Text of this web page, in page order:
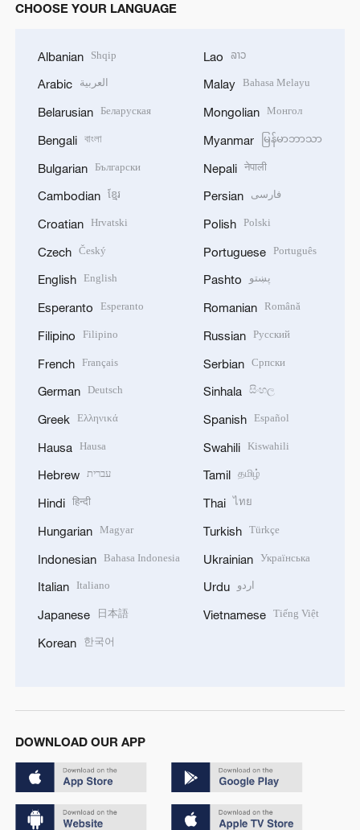
CHOOSE YOUR LANGUAGE
Albanian Shqip
Arabic العربية
Belarusian Беларуская
Bengali বাংলা
Bulgarian Български
Cambodian ខ្មែរ
Croatian Hrvatski
Czech Český
English English
Esperanto Esperanto
Filipino Filipino
French Français
German Deutsch
Greek Ελληνικά
Hausa Hausa
Hebrew עברית
Hindi हिन्दी
Hungarian Magyar
Indonesian Bahasa Indonesia
Italian Italiano
Japanese 日本語
Korean 한국어
Lao ລາວ
Malay Bahasa Melayu
Mongolian Монгол
Myanmar မြန်မာဘာသာ
Nepali नेपाली
Persian فارسی
Polish Polski
Portuguese Português
Pashto پښتو
Romanian Română
Russian Русский
Serbian Српски
Sinhala සිංහල
Spanish Español
Swahili Kiswahili
Tamil தமிழ்
Thai ไทย
Turkish Türkçe
Ukrainian Українська
Urdu اردو
Vietnamese Tiếng Việt
DOWNLOAD OUR APP